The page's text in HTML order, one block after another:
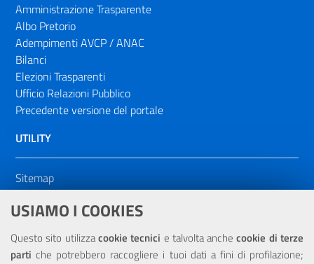
USIAMO I COOKIES
Questo sito utilizzacookie tecnici e talvolta anchecookie di terze
parti che potrebbero raccogliere i tuoi dati a fini di profilazione;
Amministrazione Trasparente
Albo Pretorio
Adempimenti AVCP / ANAC
Bilanci
Elezioni Trasparenti
Ufficio Relazioni Pubblico
Precedente versione del portale
UTILITY
Sitemap
Dichiarazione di accessibilità
NOTE LEGALI